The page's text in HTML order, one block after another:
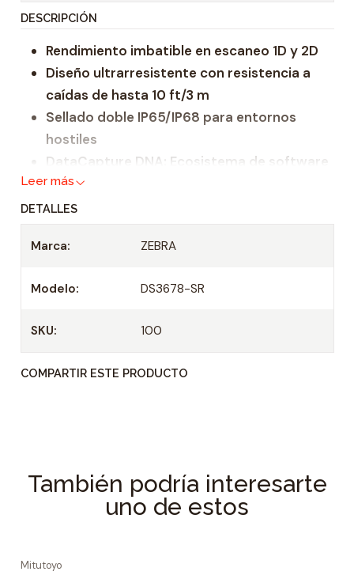
i
DESCRIPCIÓN
Rendimiento imbatible en escaneo 1D y 2D
Diseño ultrarresistente con resistencia a
caídas de hasta 10 ft/3 m
Sellado doble IP65/IP68 para entornos
hostiles
DataCapture DNA: Ecosistema de software
exclusivo de Zebra
Más de 100,000 escaneos con una sola
carga
Visualización rápida de estado de batería y
AutoConfig para cambio instantáneo entre
Conexión a red Ethernet industrial sin
Lectura rápida de hasta 20 códigos de
ScanSpeed Analytics para identificar y
corregir códigos problemáticos
Leer más
DETALLES
Marca: ZEBRA
Modelo: DS3678-SR
SKU: 100
COMPARTIR ESTE PRODUCTO
También podría interesarte
uno de estos
Mitutoyo